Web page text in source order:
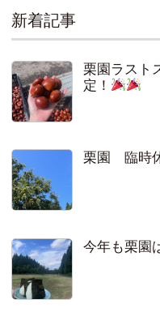
新着記事
栗園ラスト
定！
栗園 臨時
今年も栗園